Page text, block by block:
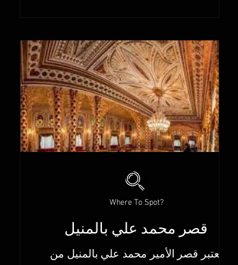
قصر محمد علي بالمنيل
يعتبر قصر الأمير محمد علي بالمنيل من
Where To Spot?